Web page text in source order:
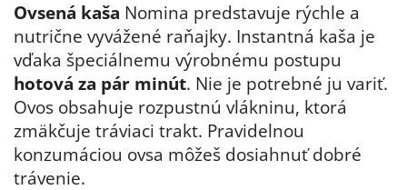
Ovsená kaša Nomina predstavuje rýchle a
nutrične vyvážené raňajky. Instantná kaša je
vďaka špeciálnemu výrobnému postupu
hotová za pár minút. Nie je potrebné ju variť.
Ovos obsahuje rozpustnú vlákninu, ktorá
zmäkčuje tráviaci trakt. Pravidelnou
konzumáciou ovsa môžeš dosiahnuť dobré
trávenie.